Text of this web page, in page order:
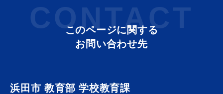
CONTACT
このページに関する
お問い合わせ先
浜田市 教育部 学校教育課